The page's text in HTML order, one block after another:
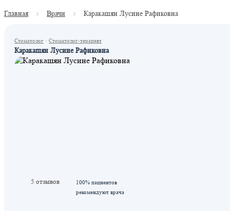
Главная Врачи Каракашян Лусине Рафиковна
Стоматолог · Стоматолог-терапевт
Каракашян Лусине Рафиковна
5 отзывов
100% пациентов
рекомендуют врача